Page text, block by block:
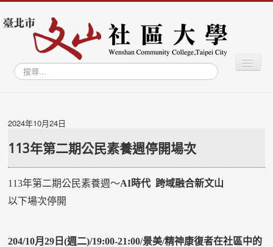
搜
尋...
切
換
學習專區
學員專區
教師專區
2024年10月24日
113年第二期公民素養週停開場次
113年第二期公民素養週～AI時代 跨域融合新文山
以下場次停開
204/10月29日(週二)/19:00-21:00/景美/精神康復者在社區中的